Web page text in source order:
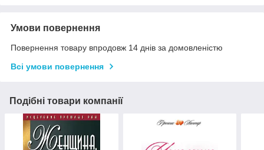
Умови повернення
Повернення товару впродовж 14 днів за домовленістю
Всі умови повернення
Подібні товари компанії